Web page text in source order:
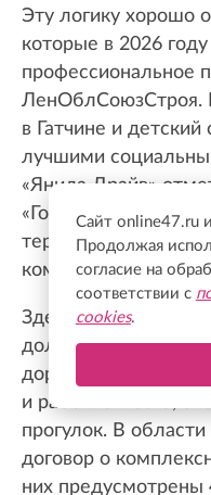
Эту логику хорошо
которые в 2026
профессиональное
ЛенОблСоюзСтроя.
в Гатчине и
лучшими
«Янила Драйв»
«Город Звезд» — за
территории, а
комфортной жилой
Здесь вполне
должен стоять
дороги и сети,
и рабочие места,
прогулок. В
договор о
них предусмотрены
Сайт online47.ru
Продолжая
согласие на
соответствии с
cookies.